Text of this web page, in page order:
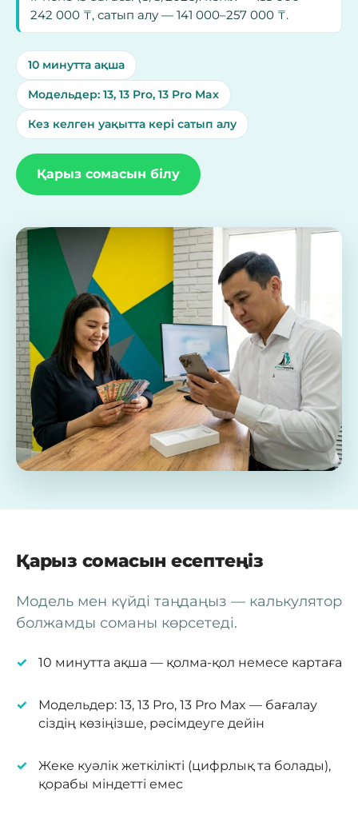
242 000 ₸, сатып алу — 141 000–257 000 ₸.
10 минутта ақша
Модельдер: 13, 13 Pro, 13 Pro Max
Кез келген уақытта кері сатып алу
Қарыз сомасын білу
Қарыз сомасын есептеңіз
Модель мен күйді таңдаңыз — калькулятор
болжамды соманы көрсетеді.
10 минутта ақша — қолма-қол немесе картаға
Модельдер: 13, 13 Pro, 13 Pro Max — бағалау
сіздің көзіңізше, рәсімдеуге дейін
Жеке куәлік жеткілікті (цифрлық та болады),
қорабы міндетті емес